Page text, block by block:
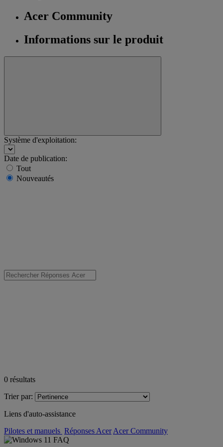
Acer Community
Informations sur le produit
Système d'exploitation:
Date de publication:
Tout
Nouveautés
0 résultats
Trier par:
Liens d'auto-assistance
Pilotes et manuels Réponses Acer Acer Community